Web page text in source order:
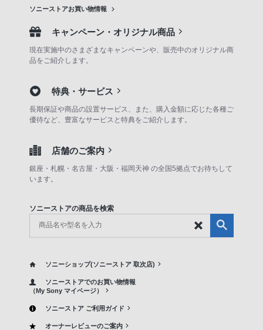
ソニーストアお買い物情報
キャンペーン・オリジナル商品
現在実施中のさまざまなキャンペーンや、販売中のオリジナル商
品をご紹介します。
特典・サービス
長期保証や商品の設置サービス、また、購入金額に応じた各種ご
優待など、豊富なサービスと特典をご紹介します。
店舗のご案内
銀座・札幌・名古屋・大阪・福岡天神 の全国5拠点でお待ちして
います。
ソニーストアの商品を検索
ソニーショップ(ソニーストア 取次店)
ソニーストアでのお買い物情報
（My Sony マイページ）
ソニーストア ご利用ガイド
オーナーレビューのご案内